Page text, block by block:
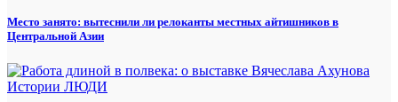
Место занято: вытеснили ли релоканты местных айтишников в
Центральной Азии
Истории ЛЮДИ